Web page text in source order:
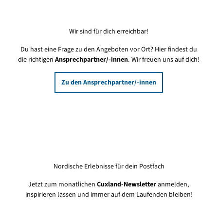
Wir sind für dich erreichbar!
Du hast eine Frage zu den Angeboten vor Ort? Hier findest du
die richtigenAnsprechpartner/-innen. Wir freuen uns auf dich!
Zu den Ansprechpartner/-innen
Nordische Erlebnisse für dein Postfach
Jetzt zum monatlichenCuxland-Newsletteranmelden,
inspirieren lassen und immer auf dem Laufenden bleiben!